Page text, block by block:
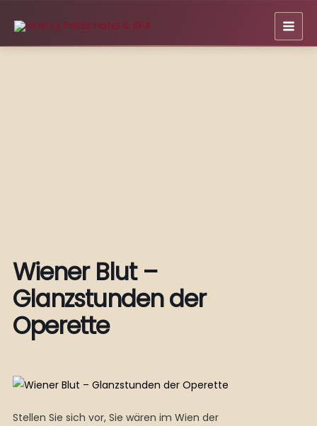
Inhalt
springen
Wiener Blut –
Glanzstunden der
Operette
Stellen Sie sich vor, Sie wären im Wien der